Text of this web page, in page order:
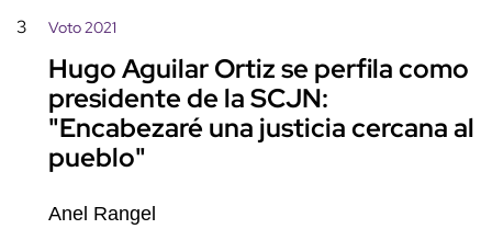
3 Voto 2021
Hugo Aguilar Ortiz se perfila como
presidente de la SCJN:
"Encabezaré una justicia cercana al
pueblo"
Anel Rangel